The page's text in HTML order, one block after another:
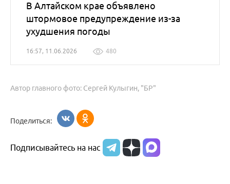
В Алтайском крае объявлено
штормовое предупреждение из-за
ухудшения погоды
16:57, 11.06.2026 480
Автор главного фото: Сергей Кулыгин, "БР"
Поделиться:
Подписывайтесь на нас